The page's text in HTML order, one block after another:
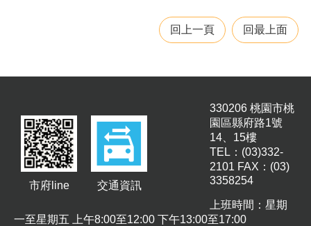
回上一頁 回最上面
市府line 交通資訊
330206 桃園市桃
園區縣府路1號
14、15樓
TEL：(03)332-
2101 FAX：(03)
3358254
上班時間：星期
一至星期五 上午8:00至12:00 下午13:00至17:00